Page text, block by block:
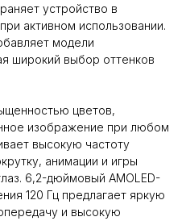
устройство в
активном использовании.
модели
широкий выбор оттенков
цветов,
изображение при любом
высокую частоту
анимации и игры
6,2-дюймовый AMOLED-
120 Гц предлагает яркую
и высокую